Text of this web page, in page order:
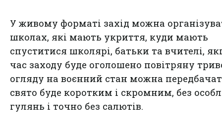
У живому форматі захід можна
школах, які мають укриття, куди мають
спуститися школярі, батьки та вчителі,
час заходу буде оголошено повітряну
огляду на воєнний стан можна
свято буде коротким і скромним, без
гулянь і точно без салютів.